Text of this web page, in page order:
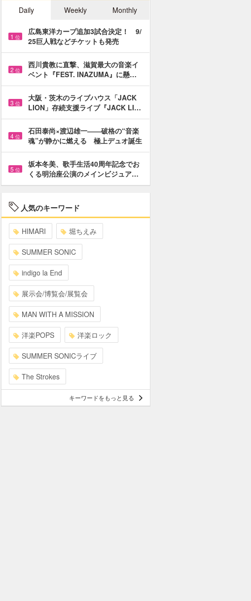
Daily Weekly Monthly
1 位
広島東洋カープ追加3試合決定！ 9/
25巨人戦などチケットも発売
2 位
西川貴教に直撃、滋賀最大の音楽イ
ベント『FEST. INAZUMA』に懸…
3 位
大阪・茨木のライブハウス「JACK
LION」存続支援ライブ『JACK LI…
4 位
石田泰尚×渡辺雄一――破格の“音楽
魂”が静かに燃える 極上デュオ誕生
5 位
坂本冬美、歌手生活40周年記念でお
くる明治座公演のメインビジュア…
人気のキーワード
HIMARI 堀ちえみ
SUMMER SONIC
indigo la End
展示会/博覧会/展覧会
MAN WITH A MISSION
洋楽POPS 洋楽ロック
SUMMER SONICライブ
The Strokes
キーワードをもっと見る